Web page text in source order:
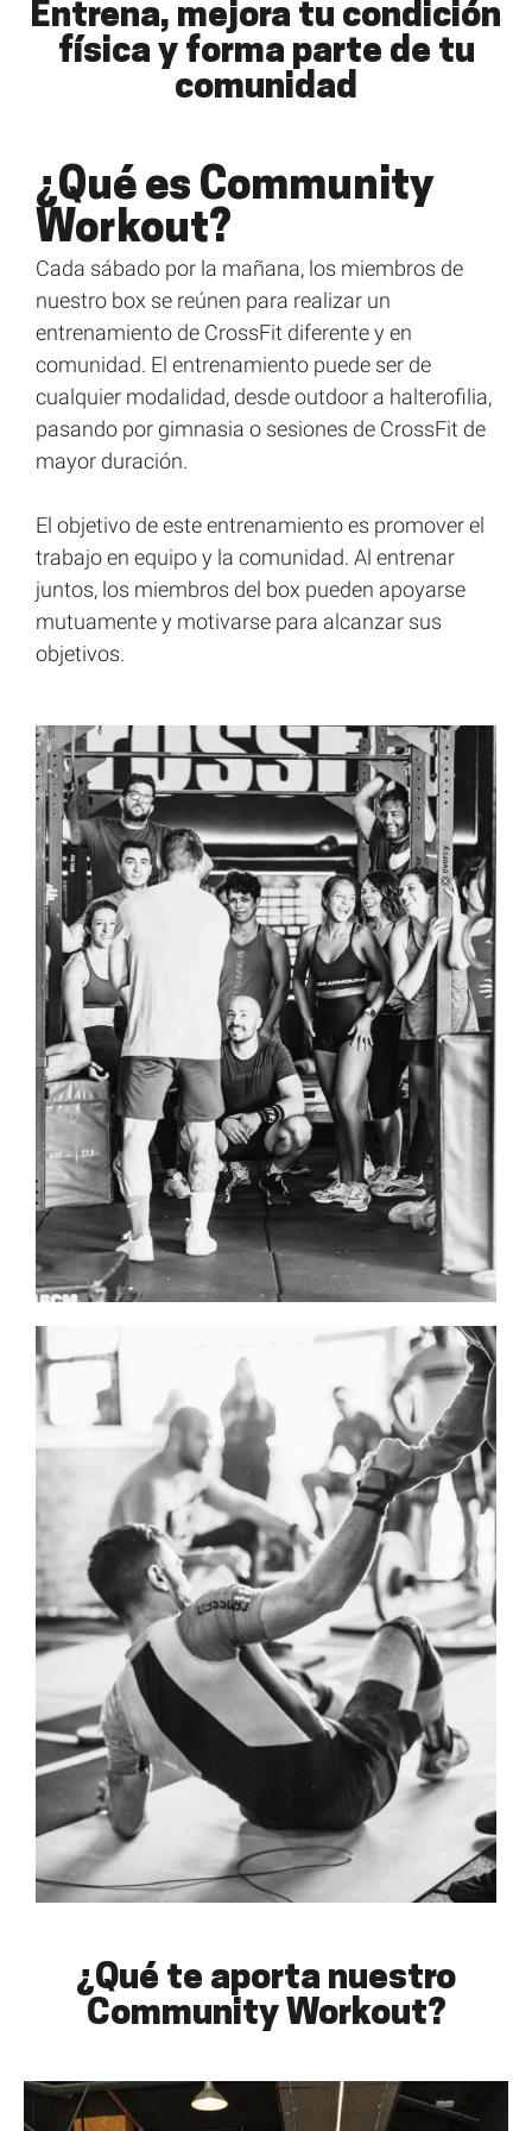
Entrena, mejora tu condición
física y forma parte de tu
comunidad
¿Qué es Community
Workout?
Cada sábado por la mañana, los miembros de
nuestro box se reúnen para realizar un
entrenamiento de CrossFit diferente y en
comunidad. El entrenamiento puede ser de
cualquier modalidad, desde outdoor a halterofilia,
pasando por gimnasia o sesiones de CrossFit de
mayor duración.
El objetivo de este entrenamiento es promover el
trabajo en equipo y la comunidad. Al entrenar
juntos, los miembros del box pueden apoyarse
mutuamente y motivarse para alcanzar sus
objetivos.
¿Qué te aporta nuestro
Community Workout?